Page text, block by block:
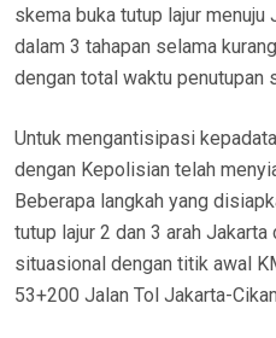
skema buka tutup lajur menuju
dalam 3 tahapan selama
dengan total waktu penutupan
Untuk mengantisipasi
dengan Kepolisian telah
Beberapa langkah yang
tutup lajur 2 dan 3 arah
situasional dengan titik awal
53+200 Jalan Tol Jakarta-